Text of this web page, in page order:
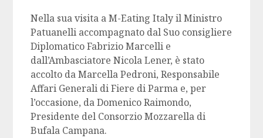
Nella sua visita a M-Eating Italy il Ministro
Patuanelli accompagnato dal Suo consigliere
Diplomatico Fabrizio Marcelli e
dall’Ambasciatore Nicola Lener, è stato
accolto da Marcella Pedroni, Responsabile
Affari Generali di Fiere di Parma e, per
l’occasione, da Domenico Raimondo,
Presidente del Consorzio Mozzarella di
Bufala Campana.